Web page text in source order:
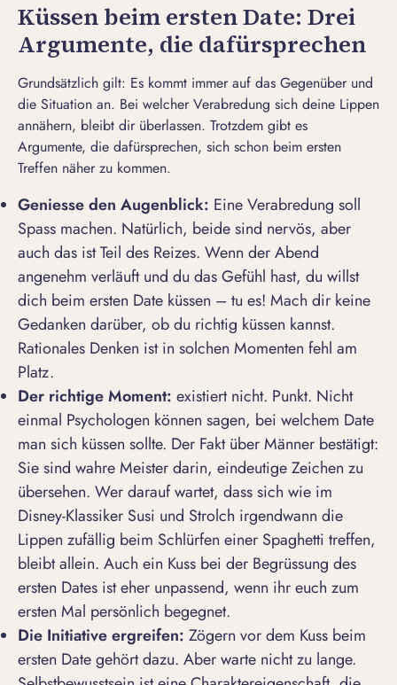
Küssen beim ersten Date: Drei
Argumente, die dafürsprechen
Grundsätzlich gilt: Es kommt immer auf das Gegenüber und
die Situation an. Bei welcher Verabredung sich deine Lippen
annähern, bleibt dir überlassen. Trotzdem gibt es
Argumente, die dafürsprechen, sich schon beim ersten
Treffen näher zu kommen.
Geniesse den Augenblick: Eine Verabredung soll
Spass machen. Natürlich, beide sind nervös, aber
auch das ist Teil des Reizes. Wenn der Abend
angenehm verläuft und du das Gefühl hast, du willst
dich beim ersten Date küssen – tu es! Mach dir keine
Gedanken darüber, ob du richtig küssen kannst.
Rationales Denken ist in solchen Momenten fehl am
Platz.
Der richtige Moment: existiert nicht. Punkt. Nicht
einmal Psychologen können sagen, bei welchem Date
man sich küssen sollte. Der Fakt über Männer bestätigt:
Sie sind wahre Meister darin, eindeutige Zeichen zu
übersehen. Wer darauf wartet, dass sich wie im
Disney-Klassiker Susi und Strolch irgendwann die
Lippen zufällig beim Schlürfen einer Spaghetti treffen,
bleibt allein. Auch ein Kuss bei der Begrüssung des
ersten Dates ist eher unpassend, wenn ihr euch zum
ersten Mal persönlich begegnet.
Die Initiative ergreifen: Zögern vor dem Kuss beim
ersten Date gehört dazu. Aber warte nicht zu lange.